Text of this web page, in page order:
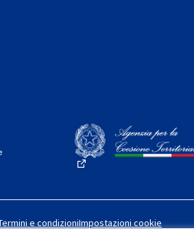
e condizioniImpostazioni cookie